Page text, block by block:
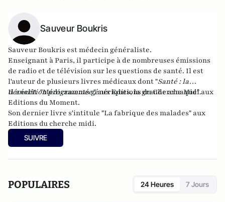
Sauveur Boukris
Sauveur Boukris est médecin généraliste.
Enseignant à Paris, il participe à de nombreuses émissions
de radio et de télévision sur les questions de santé. Il est
l'auteur de plusieurs livres médicaux dont "Santé : la
démolition programmée",aux Editions du Cherche Midi.
Il a écrit "Médicaments génériques, la grande arnaque" aux
Editions du Moment.
Son dernier livre s'intitule "La fabrique des malades" aux
Editions du cherche midi.
SUIVRE
POPULAIRES 24 Heures 7 Jours